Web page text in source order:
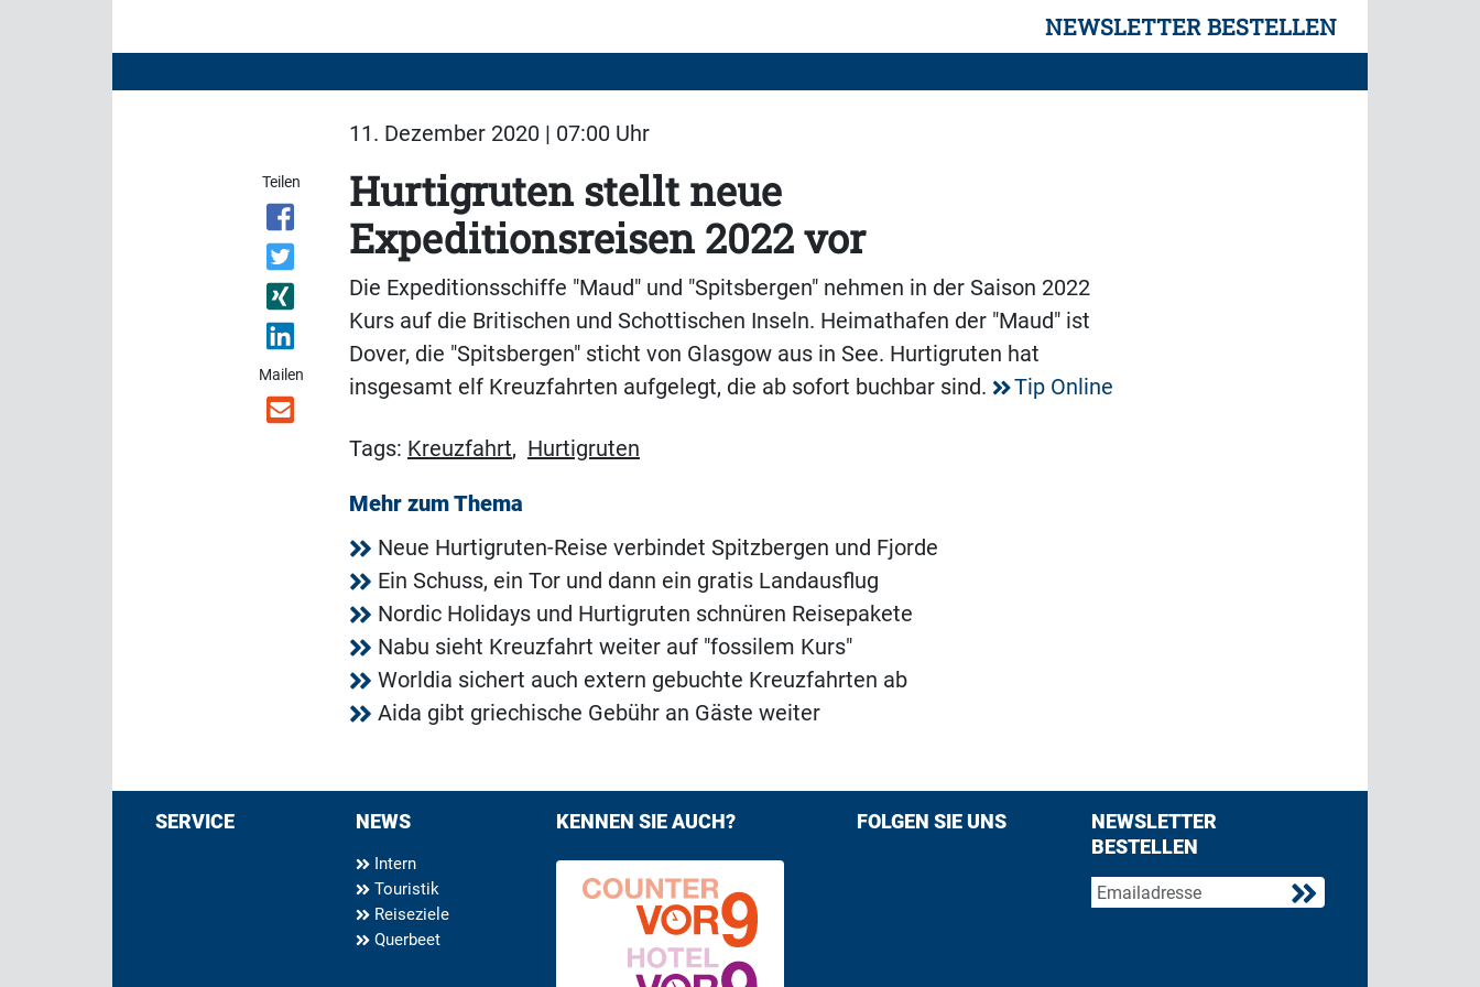
NEWSLETTER BESTELLEN
11. Dezember 2020 | 07:00 Uhr
Teilen
Mailen
Hurtigruten stellt neue
Expeditionsreisen 2022 vor
Die Expeditionsschiffe "Maud" und "Spitsbergen" nehmen in der Saison 2022
Kurs auf die Britischen und Schottischen Inseln. Heimathafen der "Maud" ist
Dover, die "Spitsbergen" sticht von Glasgow aus in See. Hurtigruten hat
insgesamt elf Kreuzfahrten aufgelegt, die ab sofort buchbar sind.
Tip Online
Tags: Kreuzfahrt, Hurtigruten
Mehr zum Thema
Neue Hurtigruten-Reise verbindet Spitzbergen und Fjorde
Ein Schuss, ein Tor und dann ein gratis Landausflug
Nordic Holidays und Hurtigruten schnüren Reisepakete
Nabu sieht Kreuzfahrt weiter auf "fossilem Kurs"
Worldia sichert auch extern gebuchte Kreuzfahrten ab
Aida gibt griechische Gebühr an Gäste weiter
SERVICE NEWS
Intern
Touristik
Reiseziele
Querbeet
KENNEN SIE AUCH? FOLGEN SIE UNS
NEWSLETTER
BESTELLEN